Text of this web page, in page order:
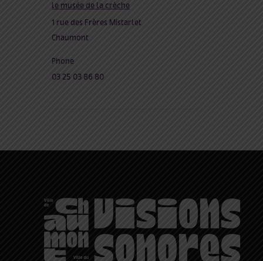
le musée de la crèche
1 rue des Frères Mistarlet
Chaumont
Phone
03 25 03 86 80